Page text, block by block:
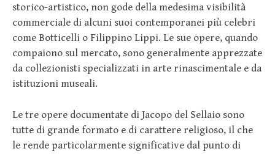
storico-artistico, non gode della medesima visibilità
commerciale di alcuni suoi contemporanei più celebri
come Botticelli o Filippino Lippi. Le sue opere, quando
compaiono sul mercato, sono generalmente apprezzate
da collezionisti specializzati in arte rinascimentale e da
istituzioni museali.
Le tre opere documentate di Jacopo del Sellaio sono
tutte di grande formato e di carattere religioso, il che
le rende particolarmente significative dal punto di